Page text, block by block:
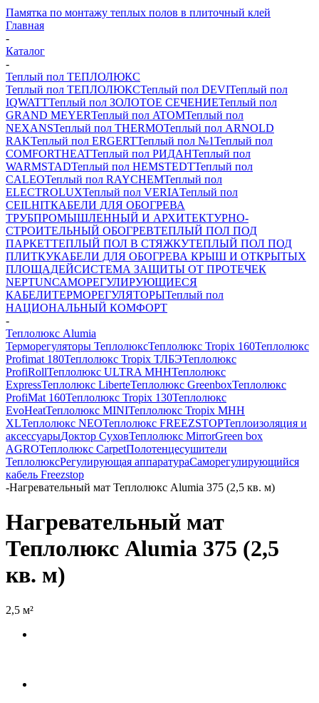
Памятка по монтажу теплых полов в плиточный клей
Главная
-
Каталог
-
Теплый пол ТЕПЛОЛЮКС
Теплый пол ТЕПЛОЛЮКСТеплый пол DEVIТеплый пол
IQWATTТеплый пол ЗОЛОТОЕ СЕЧЕНИЕТеплый пол
GRAND MEYERТеплый пол ATOMТеплый пол
NEXANSТеплый пол THERMOТеплый пол ARNOLD
RAKТеплый пол ERGERTТеплый пол №1Теплый пол
COMFORTHEATТеплый пол РИДАНТеплый пол
WARMSTADТеплый пол HEMSTEDTТеплый пол
CALEOТеплый пол RAYCHEMТеплый пол
ELECTROLUXТеплый пол VERIAТеплый пол
CEILHITКАБЕЛИ ДЛЯ ОБОГРЕВА
ТРУБПРОМЫШЛЕННЫЙ И АРХИТЕКТУРНО-
СТРОИТЕЛЬНЫЙ ОБОГРЕВТЕПЛЫЙ ПОЛ ПОД
ПАРКЕТТЕПЛЫЙ ПОЛ В СТЯЖКУТЕПЛЫЙ ПОЛ ПОД
ПЛИТКУКАБЕЛИ ДЛЯ ОБОГРЕВА КРЫШ И ОТКРЫТЫХ
ПЛОЩАДЕЙСИСТЕМА ЗАЩИТЫ ОТ ПРОТЕЧЕК
NEPTUNСАМОРЕГУЛИРУЮЩИЕСЯ
КАБЕЛИТЕРМОРЕГУЛЯТОРЫТеплый пол
НАЦИОНАЛЬНЫЙ КОМФОРТ
-
Теплолюкс Alumia
Терморегуляторы ТеплолюксТеплолюкс Tropix 160Теплолюкс
Profimat 180Теплолюкс Tropix ТЛБЭТеплолюкс
ProfiRollТеплолюкс ULTRA МННТеплолюкс
ExpressТеплолюкс LiberteТеплолюкс GreenboxТеплолюкс
ProfiMat 160Теплолюкс Tropix 130Теплолюкс
EvoHeatТеплолюкс MINIТеплолюкс Tropix МНН
XLТеплолюкс NEOТеплолюкс FREEZSTOPТеплоизоляция и
аксессуарыДоктор СуховТеплолюкс MirrorGreen box
AGROТеплолюкс CarpetПолотенцесушители
ТеплолюксРегулирующая аппаратураCаморегулирующийся
кабель Freezstop
-Нагревательный мат Теплолюкс Alumia 375 (2,5 кв. м)
Нагревательный мат
Теплолюкс Alumia 375 (2,5
кв. м)
2,5 м²